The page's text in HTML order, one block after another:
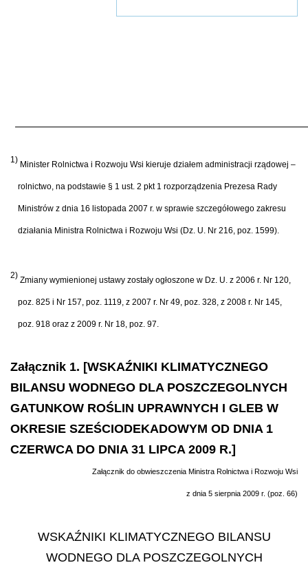
1) Minister Rolnictwa i Rozwoju Wsi kieruje działem administracji rządowej –
rolnictwo, na podstawie § 1 ust. 2 pkt 1 rozporządzenia Prezesa Rady
Ministrów z dnia 16 listopada 2007 r. w sprawie szczegółowego zakresu
działania Ministra Rolnictwa i Rozwoju Wsi (Dz. U. Nr 216, poz. 1599).
2) Zmiany wymienionej ustawy zostały ogłoszone w Dz. U. z 2006 r. Nr 120,
poz. 825 i Nr 157, poz. 1119, z 2007 r. Nr 49, poz. 328, z 2008 r. Nr 145,
poz. 918 oraz z 2009 r. Nr 18, poz. 97.
Załącznik 1. [WSKAŹNIKI KLIMATYCZNEGO
BILANSU WODNEGO DLA POSZCZEGOLNYCH
GATUNKOW ROŚLIN UPRAWNYCH I GLEB W
OKRESIE SZEŚCIODEKADOWYM OD DNIA 1
CZERWCA DO DNIA 31 LIPCA 2009 R.]
Załącznik do obwieszczenia Ministra Rolnictwa i Rozwoju Wsi
z dnia 5 sierpnia 2009 r. (poz. 66)
WSKAŹNIKI KLIMATYCZNEGO BILANSU
WODNEGO DLA POSZCZEGOLNYCH